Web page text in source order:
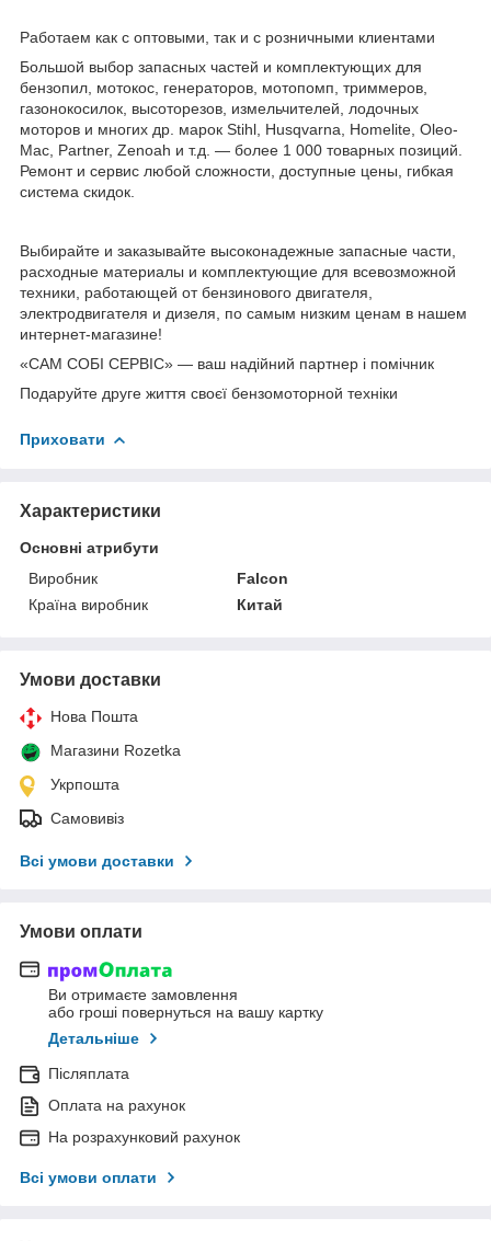
Работаем как с оптовыми, так и с розничными клиентами
Большой выбор запасных частей и комплектующих для
бензопил, мотокос, генераторов, мотопомп, триммеров,
газонокосилок, высоторезов, измельчителей, лодочных
моторов и многих др. марок Stihl, Husqvarna, Homelite, Oleo-
Mac, Partner, Zenoah и т.д. — более 1 000 товарных позиций.
Ремонт и сервис любой сложности, доступные цены, гибкая
система скидок.
Выбирайте и заказывайте высоконадежные запасные части,
расходные материалы и комплектующие для всевозможной
техники, работающей от бензинового двигателя,
электродвигателя и дизеля, по самым низким ценам в нашем
интернет-магазине!
«САМ СОБІ СЕРВІС» — ваш надійний партнер і помічник
Подаруйте друге життя своєї бензомоторной техніки
Приховати
Характеристики
Основні атрибути
Виробник
Falcon
Країна виробник
Китай
Умови доставки
Нова Пошта
Магазини Rozetka
Укрпошта
Самовивіз
Всі умови доставки
Умови оплати
Ви отримаєте замовлення
або гроші повернуться на вашу картку
Детальніше
Післяплата
Оплата на рахунок
На розрахунковий рахунок
Всі умови оплати